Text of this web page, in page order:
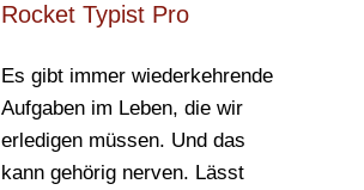
Rocket Typist Pro
Es gibt immer wiederkehrende
Aufgaben im Leben, die wir
erledigen müssen. Und das
kann gehörig nerven. Lässt